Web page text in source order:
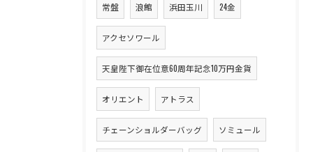
常盤 浪館 浜田玉川 24金
アクセソワール
天皇陛下御在位意60周年記念10万円金貨
オリエント アトラス
チェーンショルダーバッグ ソミュール